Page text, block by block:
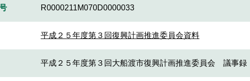
R0000211M070D0000033
平成２５年度第３回復興計画推進委員会資料
平成２５年度第３回大船渡市復興計画推進委員会 議事録